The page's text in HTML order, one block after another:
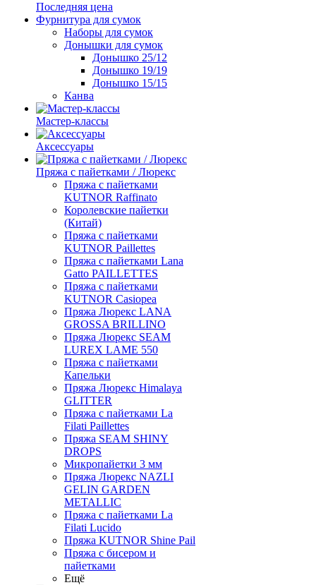
Последняя цена
Фурнитура для сумок
Наборы для сумок
Донышки для сумок
Донышко 25/12
Донышко 19/19
Донышко 15/15
Канва
Мастер-классы
Аксессуары
Пряжа с пайетками / Люрекс
Пряжа с пайетками
KUTNOR Raffinato
Королевские пайетки
(Китай)
Пряжа с пайетками
KUTNOR Paillettes
Пряжа с пайетками Lana
Gatto PAILLETTES
Пряжа с пайетками
KUTNOR Casiopea
Пряжа Люрекс LANA
GROSSA BRILLINO
Пряжа Люрекс SEAM
LUREX LAME 550
Пряжа с пайетками
Капельки
Пряжа Люрекс Himalaya
GLITTER
Пряжа с пайетками La
Filati Paillettes
Пряжа SEAM SHINY
DROPS
Микропайетки 3 мм
Пряжа Люрекс NAZLI
GELIN GARDEN
METALLIC
Пряжа с пайетками La
Filati Lucido
Пряжа KUTNOR Shine Pail
Пряжа с бисером и
пайетками
Ещё